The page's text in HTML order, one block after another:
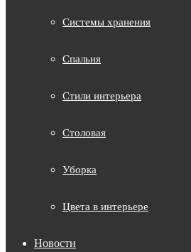
Системы хранения
Спальня
Стили интерьера
Столовая
Уборка
Цвета в интерьере
Новости